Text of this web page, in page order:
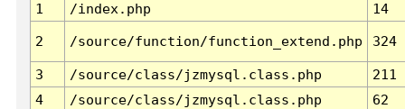
1
/index.php 14
2 /source/function/function_extend.php 324
3 /source/class/jzmysql.class.php
211
4
/source/class/jzmysql.class.php
62